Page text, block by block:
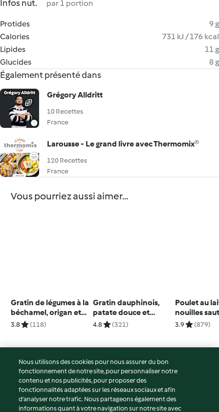
Infos nut. par 1 portion
Protides
9 g
Calories
731 kJ / 176 kcal
Lipides
11 g
Glucides
8 g
Également présenté dans
Grégory Alldritt
10 Recettes
France
Larousse - Le grand livre avec Thermomix®
120 Recettes
France
Vous pourriez aussi aimer...
Gratin de légumes à la
béchamel, origan et
fromage
3.8 (118)
Gratin dauphinois,
patate douce et
cheddar à la truffe
4.8 (321)
Poulet au
nouilles
légumes
3.9 (879)
© Copyright 2026
Conditions d'utilisation
Politique de confidentialité
Nous utilisons des cookies pour nous assurer du bon
fonctionnement de notre site, pour personnaliser notre
contenu et nos publicités, pour proposer des
fonctionnalités adaptées sur les réseaux sociaux et afin
d’analyser notre trafic. Nous partageons également des
informations quant à votre navigation sur notre site avec